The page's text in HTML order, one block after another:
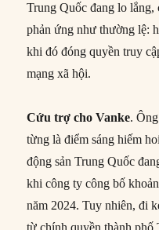
Trung Quốc đang lo
phản ứng như thường lệ:
khi đó đóng quyền truy
mạng xã hội.
Cứu trợ cho Vanke.
từng là điểm sáng hiếm
động sản Trung Quốc
khi công ty công bố
năm 2024. Tuy nhiên, đi